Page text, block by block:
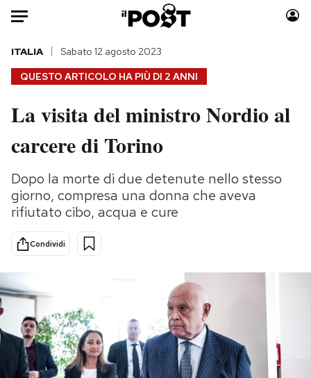
Auto
HOME
Italia
Politica
Tecnologia
Internet
Scienza
Cultura
Economia
Moda
Storie/Idee
Ok Boomer!
Media
PODCAST
QUESTO ARTICOLO HA PIÙ DI 2 ANNI
ITALIA Sabato 12 agosto 2023
La visita del ministro Nordio al
carcere di Torino
Dopo la morte di due detenute nello stesso
giorno, compresa una donna che aveva
rifiutato cibo, acqua e cure
Condividi